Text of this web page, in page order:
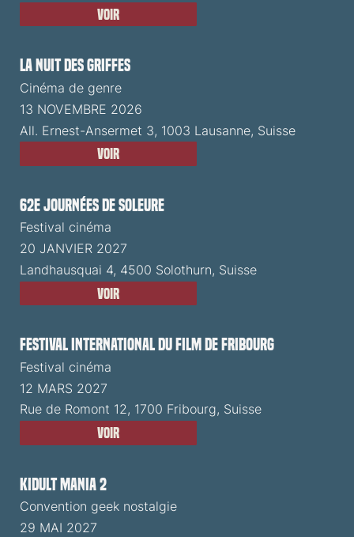
Voir
La Nuit des Griffes
Cinéma de genre
13 NOVEMBRE 2026
All. Ernest-Ansermet 3, 1003 Lausanne, Suisse
Voir
62e Journées de Soleure
Festival cinéma
20 JANVIER 2027
Landhausquai 4, 4500 Solothurn, Suisse
Voir
Festival International du Film de Fribourg
Festival cinéma
12 MARS 2027
Rue de Romont 12, 1700 Fribourg, Suisse
Voir
Kidult Mania 2
Convention geek nostalgie
29 MAI 2027